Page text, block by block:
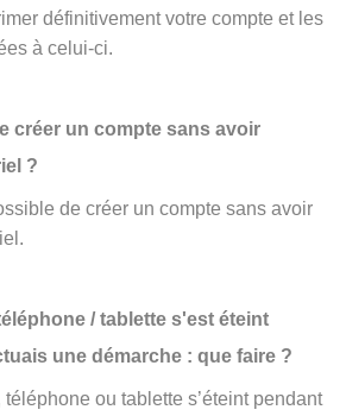
définitivement votre compte et les
à celui-ci.
créer un compte sans avoir
?
de créer un compte sans avoir
/ tablette s'est éteint
une démarche : que faire ?
ou tablette s’éteint pendant